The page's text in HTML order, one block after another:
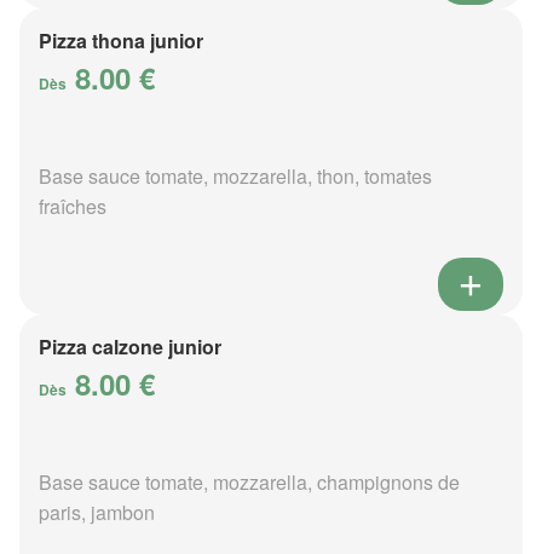
Pizza thona junior
Dès 8.00 €
Base sauce tomate, mozzarella, thon, tomates
fraîches
Pizza calzone junior
Dès 8.00 €
Base sauce tomate, mozzarella, champignons de
paris, jambon